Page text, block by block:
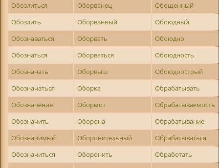
Обозлиться
Оборванец
Обощенный
Обозлить
Оборванный
Обоюдный
Обознаваться
Оборвать
Обоюдно
Обознаться
Оборваться
Обоюдность
Обозначать
Оборвыш
Обоюдоострый
Обозначаться
Оборка
Обрабатывать
Обозначение
Обормот
Обрабатываемость
Обозначить
Оборона
Обрабатывание
Обозначимый
Оборонительный
Обрабатываться
Обозначиться
Оборонить
Обработать